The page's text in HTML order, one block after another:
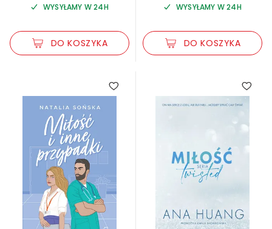
WYSYŁAMY W 24H
DO KOSZYKA
WYSYŁAMY W 24H
DO KOSZYKA
4.20